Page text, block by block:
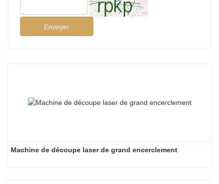
Envoyer
Machine de découpe laser de grand encerclement